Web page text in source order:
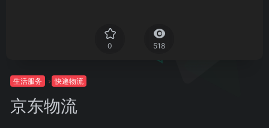
0 518
生活服务 快递物流
京东物流